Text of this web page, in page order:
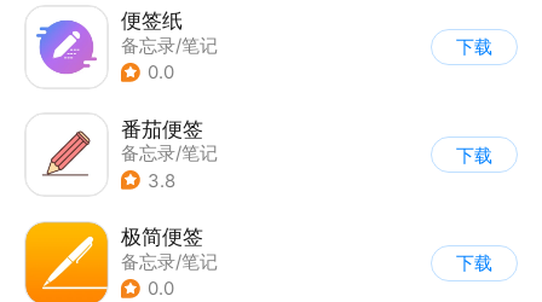
便签纸
备忘录/笔记
0.0
下载
番茄便签
备忘录/笔记
3.8
下载
极简便签
备忘录/笔记
0.0
下载